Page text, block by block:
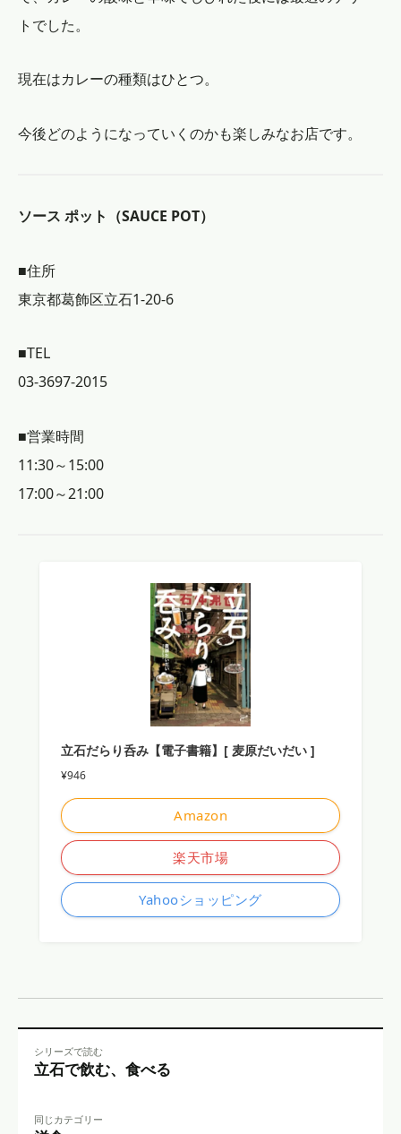
トでした。
現在はカレーの種類はひとつ。
今後どのようになっていくのかも楽しみなお店です。
ソース ポット（SAUCE POT）
■住所
東京都葛飾区立石1-20-6
■TEL
03-3697-2015
■営業時間
11:30～15:00
17:00～21:00
立石だらり呑み【電子書籍】[ 麦原だいだい ]
¥946
Amazon
楽天市場
Yahooショッピング
シリーズで読む
立石で飲む、食べる
同じカテゴリー